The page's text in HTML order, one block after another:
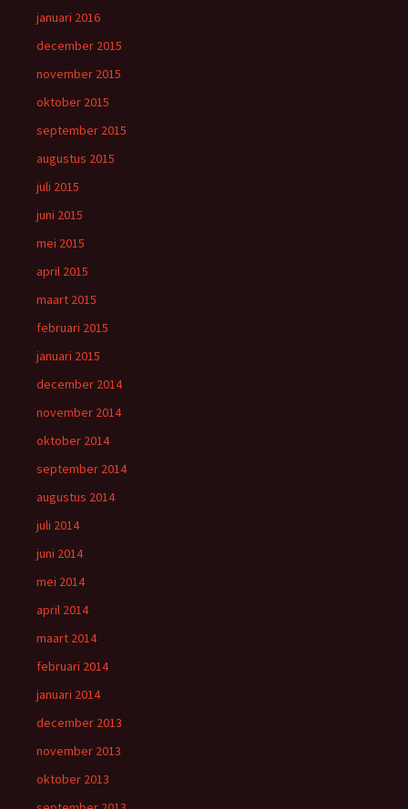
januari 2016
december 2015
november 2015
oktober 2015
september 2015
augustus 2015
juli 2015
juni 2015
mei 2015
april 2015
maart 2015
februari 2015
januari 2015
december 2014
november 2014
oktober 2014
september 2014
augustus 2014
juli 2014
juni 2014
mei 2014
april 2014
maart 2014
februari 2014
januari 2014
december 2013
november 2013
oktober 2013